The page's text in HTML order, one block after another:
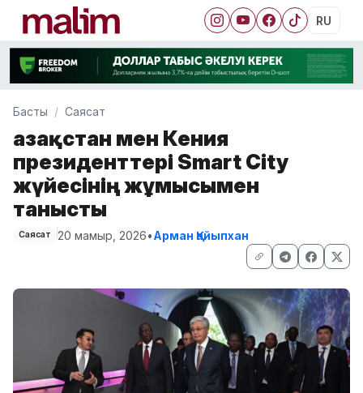
RU
Басты Саясат
Қазақстан мен Кения
президенттері Smart City
жүйесінің жұмысымен
танысты
Саясат 20 мамыр, 2026•Арман Қайыпхан